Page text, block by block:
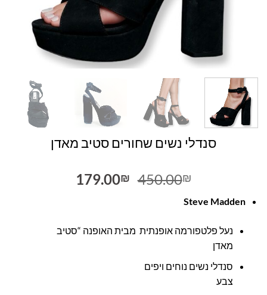
סנדלי נשים שחורים סטיב מאדן
450.00₪
המחיר
179.00₪
Steve Madden
נעל פלטפורמה אופנתית מבית האופנה “סטיב
מאדן
סנדלי נשים נוחים ויפים
צבע